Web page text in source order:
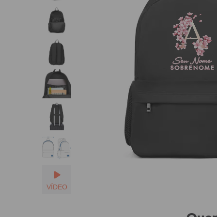
VÍDEO
Seu Nome
SOBRENOME